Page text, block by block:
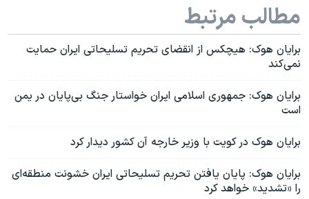
مطالب مرتبط
برایان هوک: هیچکس از انقضای تحریم تسلیحاتی ایران حمایت
نمی‌کند
برایان هوک: جمهوری اسلامی ایران خواستار جنگ‌ بی‌پایان در یمن
است
برایان هوک در کویت با وزیر خارجه آن کشور دیدار کرد
برایان هوک: پایان یافتن تحریم تسلیحاتی ایران خشونت منطقه‌ای
را «تشدید» خواهد کرد